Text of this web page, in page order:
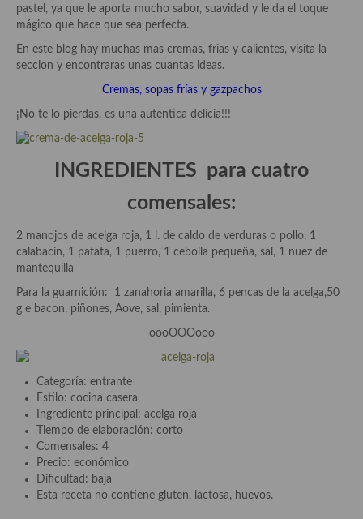
Las opiniones de la «Cocinera»
Recetas
Airfryer recetas
Aderezos, salsas, vinagretas, especias, hierbas aromáticas o
Hierbas aromáticas
Mojos y pastas
Salsas y mojos
Adobos
Aperitivos
Bebidas
pastel, ya que le aporta mucho sabor, suavidad y le da el toque
mágico que hace que sea perfecta.
En este blog hay muchas mas cremas, frias y calientes, visita la
seccion y encontraras unas cuantas ideas.
Cremas, sopas frías y gazpachos
¡No te lo pierdas, es una autentica delicia!!!
INGREDIENTES para cuatro
comensales:
2 manojos de acelga roja, 1 l. de caldo de verduras o pollo, 1
calabacín, 1 patata, 1 puerro, 1 cebolla pequeña, sal, 1 nuez de
mantequilla
Para la guarnición: 1 zanahoria amarilla, 6 pencas de la acelga,50
g e bacon, piñones, Aove, sal, pimienta.
oooOOOooo
Categoría: entrante
Estilo: cocina casera
Ingrediente principal: acelga roja
Tiempo de elaboración: corto
Comensales: 4
Precio: económico
Dificultad: baja
Esta receta no contiene gluten, lactosa, huevos.